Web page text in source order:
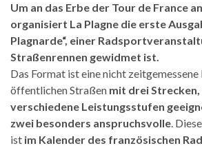
Um an das Erbe der Tour de France
organisiert La Plagne die erste
Plagnarde“, einer
Straßenrennen gewidmet ist.
Das Format ist eine nicht
öffentlichen Straßen mit drei
verschiedene Leistungsstufen
zwei besonders anspruchsvolle.
ist im Kalender des französischen